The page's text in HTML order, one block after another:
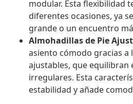
modular. Esta flexibilidad
diferentes ocasiones, ya
grande o un encuentro
Almohadillas de Pie
asiento cómodo gracias a
ajustables, que equilibran
irregulares. Esta
estabilidad y añade